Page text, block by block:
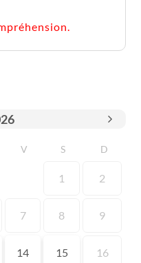
V S D
1 2
7 8 9
14 15 16